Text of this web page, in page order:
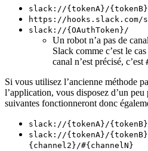
slack://{tokenA}/
https://hooks.slack.com/
slack://{OAuthToken}/
Un robot n’a pas de
Slack comme c’est le
canal n’est précisé, c’est
Si vous utilisez l’ancienne méthode
l’application, vous disposez d’un
suivantes fonctionneront donc
slack://{tokenA}/
slack://{tokenA}/
{channel2}/#{channelN}